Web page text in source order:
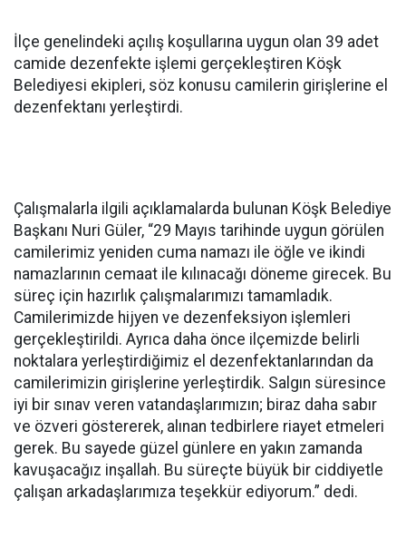
İlçe genelindeki açılış koşullarına uygun olan 39 adet
camide dezenfekte işlemi gerçekleştiren Köşk
Belediyesi ekipleri, söz konusu camilerin girişlerine el
dezenfektanı yerleştirdi.
Çalışmalarla ilgili açıklamalarda bulunan Köşk Belediye
Başkanı Nuri Güler, “29 Mayıs tarihinde uygun görülen
camilerimiz yeniden cuma namazı ile öğle ve ikindi
namazlarının cemaat ile kılınacağı döneme girecek. Bu
süreç için hazırlık çalışmalarımızı tamamladık.
Camilerimizde hijyen ve dezenfeksiyon işlemleri
gerçekleştirildi. Ayrıca daha önce ilçemizde belirli
noktalara yerleştirdiğimiz el dezenfektanlarından da
camilerimizin girişlerine yerleştirdik. Salgın süresince
iyi bir sınav veren vatandaşlarımızın; biraz daha sabır
ve özveri göstererek, alınan tedbirlere riayet etmeleri
gerek. Bu sayede güzel günlere en yakın zamanda
kavuşacağız inşallah. Bu süreçte büyük bir ciddiyetle
çalışan arkadaşlarımıza teşekkür ediyorum.” dedi.